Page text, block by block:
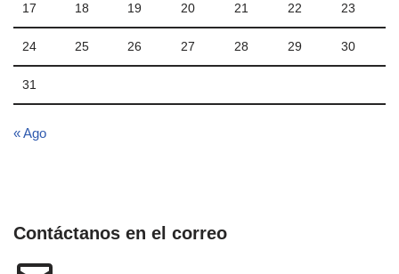
17 18 19 20 21 22 23
24 25 26 27 28 29 30
31
« Ago
Contáctanos en el correo